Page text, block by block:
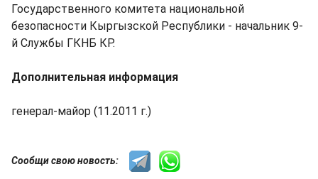
Государственного комитета национальной
безопасности Кыргызской Республики - начальник 9-
й Службы ГКНБ КР.
Дополнительная информация
генерал-майор (11.2011 г.)
Сообщи свою новость: